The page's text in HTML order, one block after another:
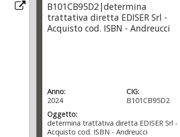
B101CB95D2|determina
trattativa diretta EDISER Srl -
Acquisto cod. ISBN - Andreucci
Anno:
2024
CIG:
B101CB95D2
Oggetto:
determina trattativa diretta EDISER Srl -
Acquisto cod. ISBN - Andreucci